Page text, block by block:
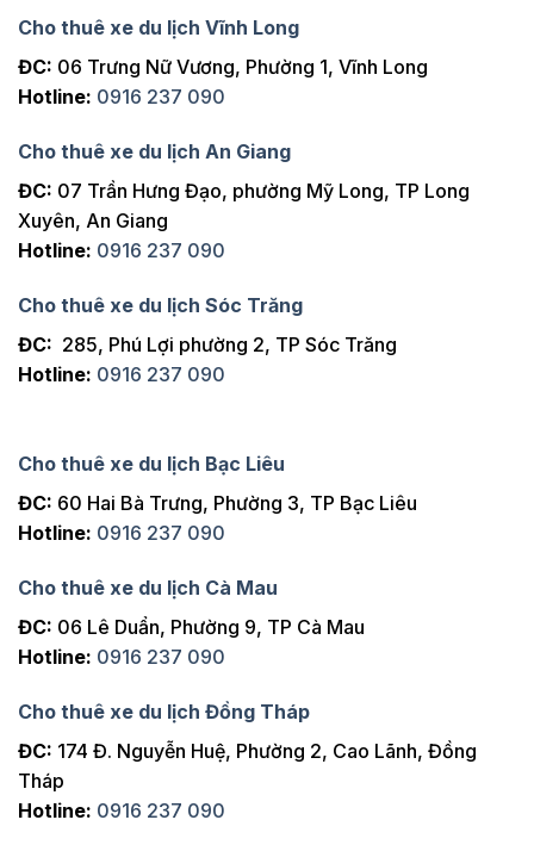
Cho thuê xe du lịch Vĩnh Long
ĐC: 06 Trưng Nữ Vương, Phường 1, Vĩnh Long
Hotline: 0916 237 090
Cho thuê xe du lịch An Giang
ĐC: 07 Trần Hưng Đạo, phường Mỹ Long, TP Long
Xuyên, An Giang
Hotline: 0916 237 090
Cho thuê xe du lịch Sóc Trăng
ĐC: 285, Phú Lợi phường 2, TP Sóc Trăng
Hotline: 0916 237 090
Cho thuê xe du lịch Bạc Liêu
ĐC: 60 Hai Bà Trưng, Phường 3, TP Bạc Liêu
Hotline: 0916 237 090
Cho thuê xe du lịch Cà Mau
ĐC: 06 Lê Duẩn, Phường 9, TP Cà Mau
Hotline: 0916 237 090
Cho thuê xe du lịch Đồng Tháp
ĐC: 174 Đ. Nguyễn Huệ, Phường 2, Cao Lãnh, Đồng
Tháp
Hotline: 0916 237 090